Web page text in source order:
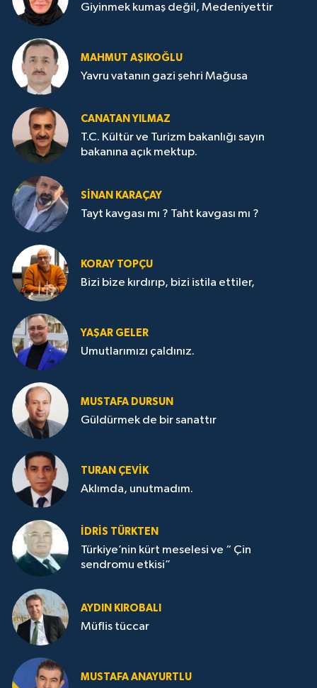
Giyinmek kumaş değil, Medeniyettir
MAHMUT AŞIKOĞLU
Yavru vatanın gazi şehri Mağusa
CANATAN YILMAZ
T.C. Kültür ve Turizm bakanlığı sayın
bakanına açık mektup.
SİNAN KARAÇAY
Tayt kavgası mı ? Taht kavgası mı ?
KORAY TOPÇU
Bizi bize kırdırıp, bizi istila ettiler,
YAŞAR GELER
Umutlarımızı çaldınız.
MUSTAFA DURSUN
Güldürmek de bir sanattır
TURAN ÇEVİK
Aklımda, unutmadım.
İDRİS TÜRKTEN
Türkiye’nin kürt meselesi ve “ Çin
sendromu etkisi”
AYDIN KIROBALI
Müflis tüccar
MUSTAFA ANAYURTLU